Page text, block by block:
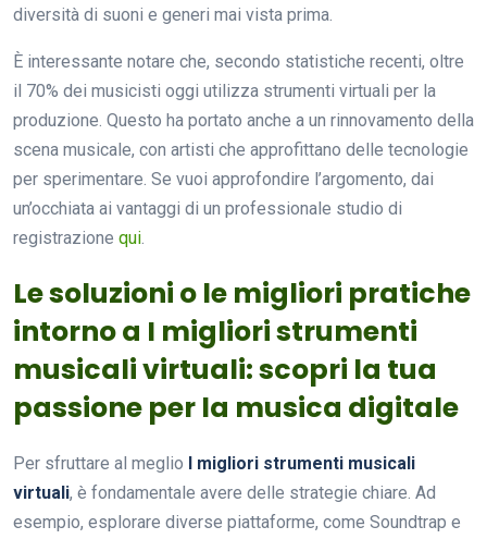
diversità di suoni e generi mai vista prima.
È interessante notare che, secondo statistiche recenti, oltre
il 70% dei musicisti oggi utilizza strumenti virtuali per la
produzione. Questo ha portato anche a un rinnovamento della
scena musicale, con artisti che approfittano delle tecnologie
per sperimentare. Se vuoi approfondire l’argomento, dai
un’occhiata ai vantaggi di un professionale studio di
registrazione qui.
Le soluzioni o le migliori pratiche
intorno a I migliori strumenti
musicali virtuali: scopri la tua
passione per la musica digitale
Per sfruttare al meglio I migliori strumenti musicali
virtuali, è fondamentale avere delle strategie chiare. Ad
esempio, esplorare diverse piattaforme, come Soundtrap e